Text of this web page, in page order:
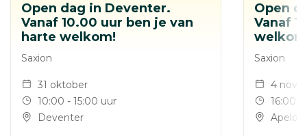
Open dag in Deventer.
Vanaf 10.00 uur ben je van
harte welkom!
Saxion
31 oktober
10:00 - 15:00 uur
Deventer
Open
Vanaf
Saxion
4
16:00 -